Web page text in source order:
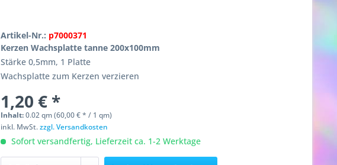
Artikel-Nr.: p7000371
Kerzen Wachsplatte tanne 200x100mm
Stärke 0,5mm, 1 Platte
Wachsplatte zum Kerzen verzieren
1,20 € *
Inhalt:0.02 qm (60,00 € * / 1 qm)
inkl. MwSt.zzgl. Versandkosten
Sofort versandfertig, Lieferzeit ca. 1-2 Werktage